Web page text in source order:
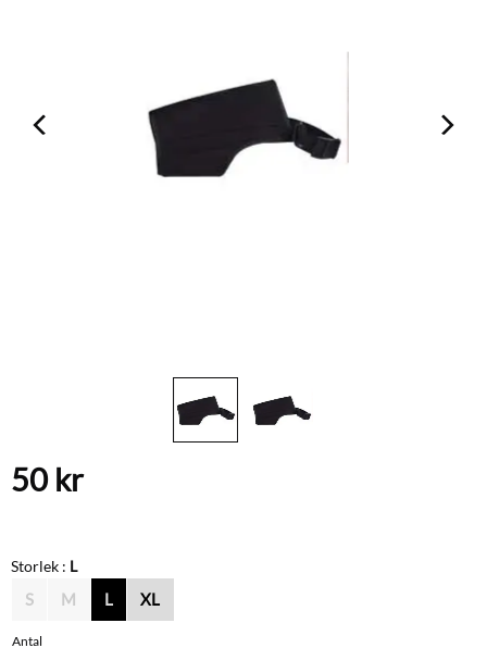
50kr
Storlek : L
S M L XL
Antal